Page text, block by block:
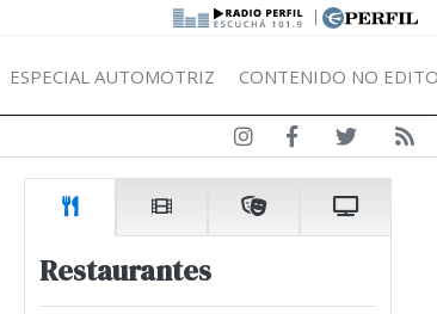
|
ESPECIAL AUTOMOTRIZ CONTENIDO NO
Restaurantes